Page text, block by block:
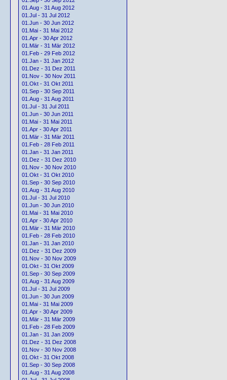
01.Aug - 31 Aug 2012
01.Jul - 31 Jul 2012
01.Jun - 30 Jun 2012
01.Mai - 31 Mai 2012
01.Apr - 30 Apr 2012
01.Mär - 31 Mär 2012
01.Feb - 29 Feb 2012
01.Jan - 31 Jan 2012
01.Dez - 31 Dez 2011
01.Nov - 30 Nov 2011
01.Okt - 31 Okt 2011
01.Sep - 30 Sep 2011
01.Aug - 31 Aug 2011
01.Jul - 31 Jul 2011
01.Jun - 30 Jun 2011
01.Mai - 31 Mai 2011
01.Apr - 30 Apr 2011
01.Mär - 31 Mär 2011
01.Feb - 28 Feb 2011
01.Jan - 31 Jan 2011
01.Dez - 31 Dez 2010
01.Nov - 30 Nov 2010
01.Okt - 31 Okt 2010
01.Sep - 30 Sep 2010
01.Aug - 31 Aug 2010
01.Jul - 31 Jul 2010
01.Jun - 30 Jun 2010
01.Mai - 31 Mai 2010
01.Apr - 30 Apr 2010
01.Mär - 31 Mär 2010
01.Feb - 28 Feb 2010
01.Jan - 31 Jan 2010
01.Dez - 31 Dez 2009
01.Nov - 30 Nov 2009
01.Okt - 31 Okt 2009
01.Sep - 30 Sep 2009
01.Aug - 31 Aug 2009
01.Jul - 31 Jul 2009
01.Jun - 30 Jun 2009
01.Mai - 31 Mai 2009
01.Apr - 30 Apr 2009
01.Mär - 31 Mär 2009
01.Feb - 28 Feb 2009
01.Jan - 31 Jan 2009
01.Dez - 31 Dez 2008
01.Nov - 30 Nov 2008
01.Okt - 31 Okt 2008
01.Sep - 30 Sep 2008
01.Aug - 31 Aug 2008